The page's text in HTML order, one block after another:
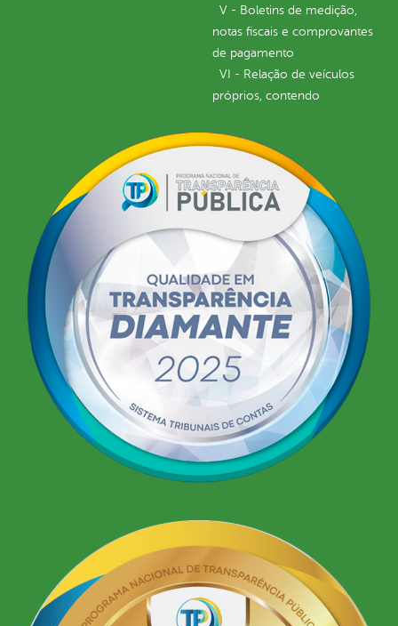
V - Boletins de medição,
notas fiscais e comprovantes
de pagamento
VI - Relação de veículos
próprios, contendo